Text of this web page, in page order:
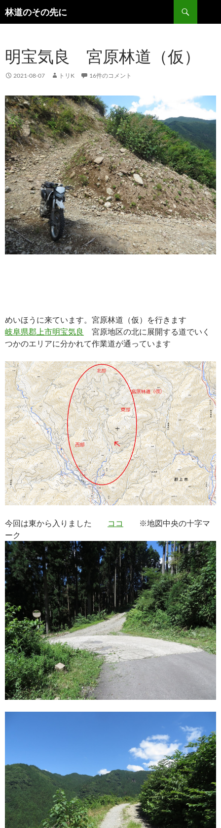
林道のその先に
検
索
ン
ツ
へ
ッ
プ
明宝気良 宮原林道（仮）
2021-08-07 トリK 16件のコメント
めいほうに来ています。宮原林道（仮）を行きます
岐阜県郡上市明宝気良
宮原地区の北に展開する道でいく
つかのエリアに分かれて作業道が通っています
今回は東から入りました ココ
※地図中央の十字マ
ーク